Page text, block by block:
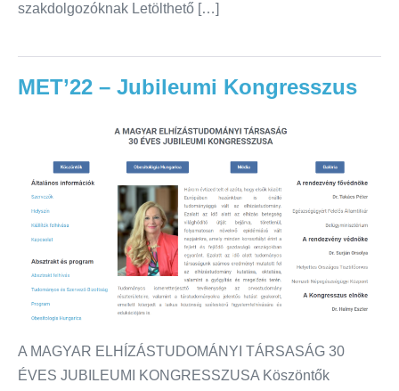
szakdolgozóknak Letölthető […]
MET’22 – Jubileumi Kongresszus
A MAGYAR ELHÍZÁSTUDOMÁNYI TÁRSASÁG 30
ÉVES JUBILEUMI KONGRESSZUSA Köszöntők